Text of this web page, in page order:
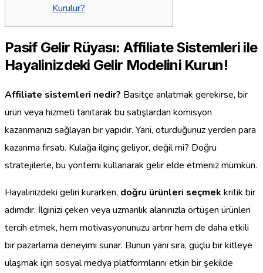
Kurulur?
Pasif Gelir Rüyası: Affiliate Sistemleri ile
Hayalinizdeki Gelir Modelini Kurun!
Affiliate sistemleri nedir? Basitçe anlatmak gerekirse, bir
ürün veya hizmeti tanıtarak bu satışlardan komisyon
kazanmanızı sağlayan bir yapıdır. Yani, oturduğunuz yerden para
kazanma fırsatı. Kulağa ilginç geliyor, değil mi? Doğru
stratejilerle, bu yöntemi kullanarak gelir elde etmeniz mümkün.
Hayalinizdeki geliri kurarken, doğru ürünleri seçmek kritik bir
adımdır. İlginizi çeken veya uzmanlık alanınızla örtüşen ürünleri
tercih etmek, hem motivasyonunuzu artırır hem de daha etkili
bir pazarlama deneyimi sunar. Bunun yanı sıra, güçlü bir kitleye
ulaşmak için sosyal medya platformlarını etkin bir şekilde